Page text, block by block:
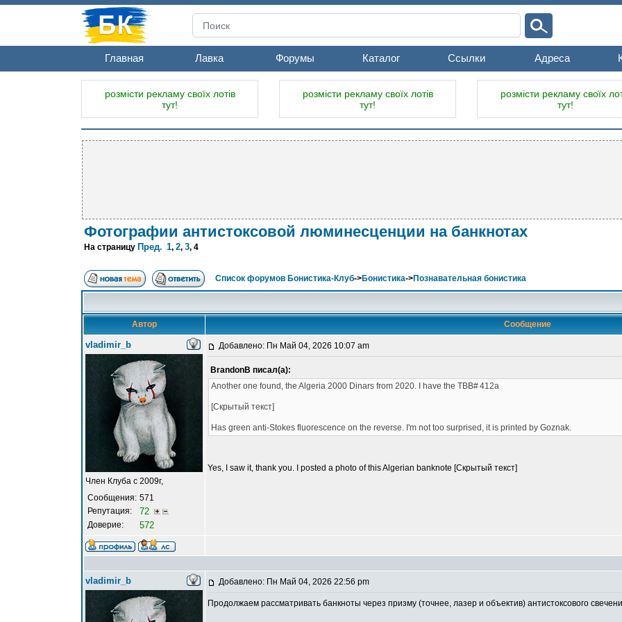
Главная Лавка Форумы Каталог Ссылки Адреса
розмісти рекламу своїх лотів
тут!
розмісти рекламу своїх лотів
тут!
розмісти рекламу своїх
тут!
Фотографии антистоксовой люминесценции на банкнотах
На страницу Пред. 1, 2, 3, 4
Список форумов Бонистика-Клуб->Бонистика->Познавательная бонистика
Автор Сообщение
vladimir_b
Член Клуба с 2009г,
Сообщения: 571
Репутация:
72
Доверие: 572
Добавлено: Пн Май 04, 2026 10:07 am
BrandonB писал(а):
Another one found, the Algeria 2000 Dinars from 2020. I have the TBB# 412a
[Скрытый текст]
Has green anti-Stokes fluorescence on the reverse. I'm not too surprised, it is printed by Goznak.
Yes, I saw it, thank you. I posted a photo of this Algerian banknote [Скрытый текст]
vladimir_b Добавлено: Пн Май 04, 2026 22:56 pm
Продолжаем рассматривать банкноты через призму (точнее, лазер и объектив) антистоксового